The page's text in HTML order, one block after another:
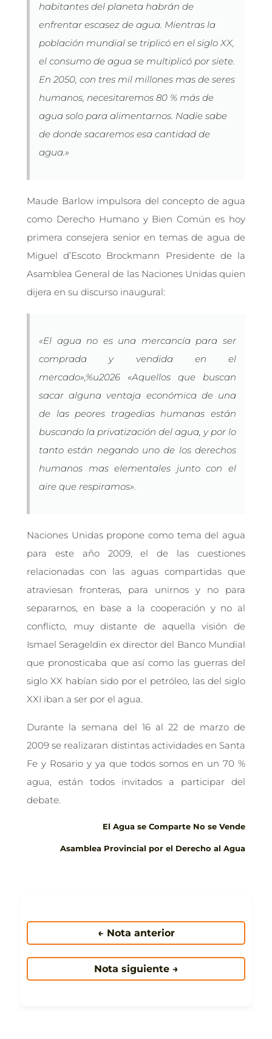
habitantes del planeta habrán de
enfrentar escasez de agua. Mientras la
población mundial se triplicó en el siglo XX,
el consumo de agua se multiplicó por siete.
En 2050, con tres mil millones mas de seres
humanos, necesitaremos 80 % más de
agua solo para alimentarnos. Nadie sabe
de donde sacaremos esa cantidad de
agua.»
Maude Barlow impulsora del concepto de agua
como Derecho Humano y Bien Común es hoy
primera consejera senior en temas de agua de
Miguel d’Escoto Brockmann Presidente de la
Asamblea General de las Naciones Unidas quien
dijera en su discurso inaugural:
«El agua no es una mercancía para ser
comprada y vendida en el
mercado»,%u2026 «Aquellos que buscan
sacar alguna ventaja económica de una
de las peores tragedias humanas están
buscando la privatización del agua, y por lo
tanto están negando uno de los derechos
humanos mas elementales junto con el
aire que respiramos».
Naciones Unidas propone como tema del agua
para este año 2009, el de las cuestiones
relacionadas con las aguas compartidas que
atraviesan fronteras, para unirnos y no para
separarnos, en base a la cooperación y no al
conflicto, muy distante de aquella visión de
Ismael Serageldin ex director del Banco Mundial
que pronosticaba que así como las guerras del
siglo XX habían sido por el petróleo, las del siglo
XXI iban a ser por el agua.
Durante la semana del 16 al 22 de marzo de
2009 se realizaran distintas actividades en Santa
Fe y Rosario y ya que todos somos en un 70 %
agua, están todos invitados a participar del
debate.
El Agua se Comparte No se Vende
Asamblea Provincial por el Derecho al Agua
← Nota anterior
Nota siguiente →